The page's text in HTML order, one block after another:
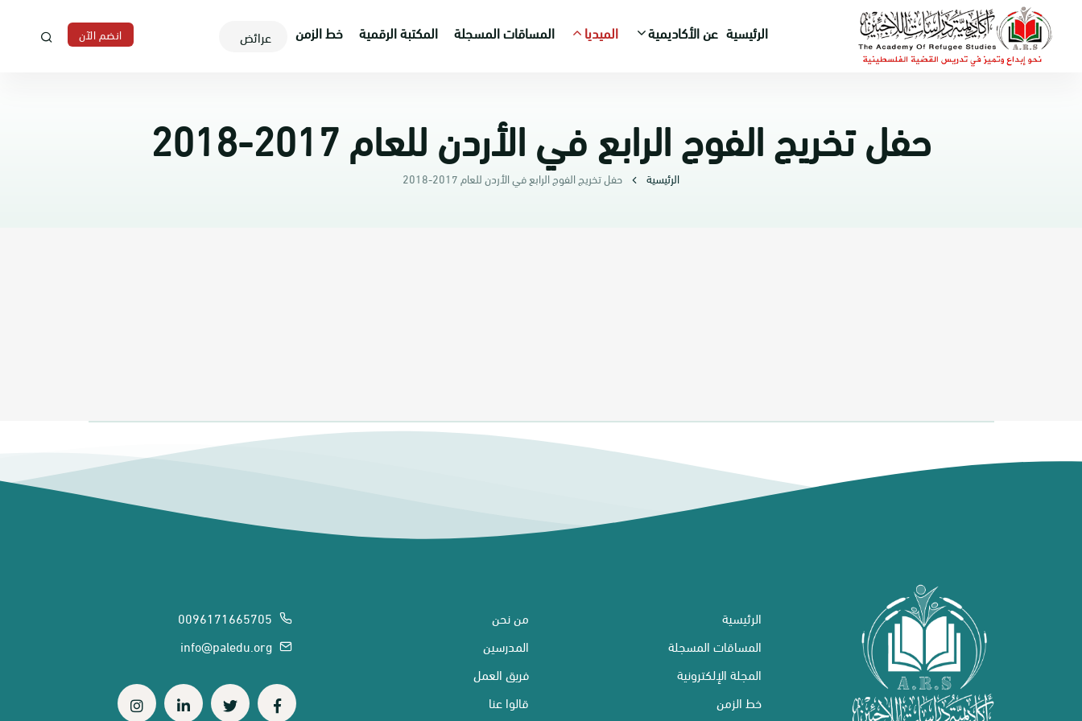
الرئيسية عن الأكاديمية الميديا المساقات المسجلة المكتبة الرقمية خط الزمن عرائض انضم الآن
حفل تخريج الفوج الرابع في الأردن للعام 2017-2018
الرئيسية حفل تخريج الفوج الرابع في الأردن للعام 2017-2018
الرئيسية
المساقات المسجلة
المجلة الإلكترونية
خط الزمن
من نحن
المدرسين
فريق العمل
قالوا عنا
0096171665705
info@paledu.org